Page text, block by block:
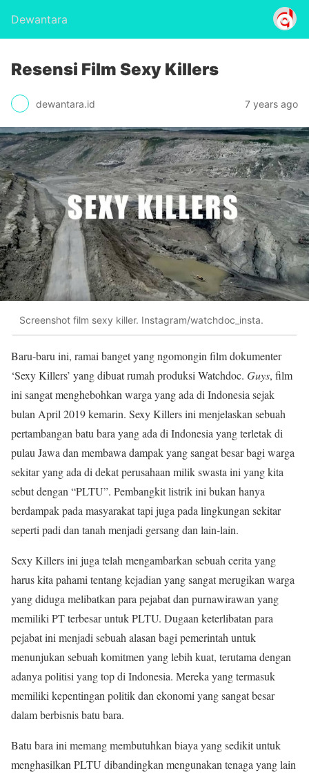
Dewantara
Resensi Film Sexy Killers
dewantara.id 7 years ago
Screenshot film sexy killer. Instagram/watchdoc_insta.
Baru-baru ini, ramai banget yang ngomongin film dokumenter
‘Sexy Killers’ yang dibuat rumah produksi Watchdoc. Guys, film
ini sangat menghebohkan warga yang ada di Indonesia sejak
bulan April 2019 kemarin. Sexy Killers ini menjelaskan sebuah
pertambangan batu bara yang ada di Indonesia yang terletak di
pulau Jawa dan membawa dampak yang sangat besar bagi warga
sekitar yang ada di dekat perusahaan milik swasta ini yang kita
sebut dengan “PLTU”. Pembangkit listrik ini bukan hanya
berdampak pada masyarakat tapi juga pada lingkungan sekitar
seperti padi dan tanah menjadi gersang dan lain-lain.
Sexy Killers ini juga telah mengambarkan sebuah cerita yang
harus kita pahami tentang kejadian yang sangat merugikan warga
yang diduga melibatkan para pejabat dan purnawirawan yang
memiliki PT terbesar untuk PLTU. Dugaan keterlibatan para
pejabat ini menjadi sebuah alasan bagi pemerintah untuk
menunjukan sebuah komitmen yang lebih kuat, terutama dengan
adanya politisi yang top di Indonesia. Mereka yang termasuk
memiliki kepentingan politik dan ekonomi yang sangat besar
dalam berbisnis batu bara.
Batu bara ini memang membutuhkan biaya yang sedikit untuk
menghasilkan PLTU dibandingkan mengunakan tenaga yang lain